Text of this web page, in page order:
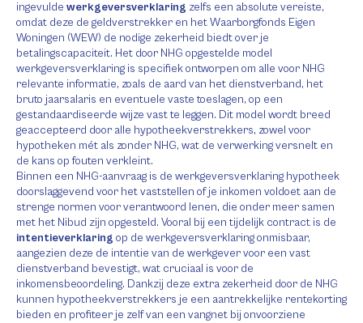
ingevulde werkgeversverklaring zelfs een absolute vereiste,
omdat deze de geldverstrekker en het Waarborgfonds Eigen
Woningen (WEW) de nodige zekerheid biedt over je
betalingscapaciteit. Het door NHG opgestelde model
werkgeversverklaring is specifiek ontworpen om alle voor NHG
relevante informatie, zoals de aard van het dienstverband, het
bruto jaarsalaris en eventuele vaste toeslagen, op een
gestandaardiseerde wijze vast te leggen. Dit model wordt breed
geaccepteerd door alle hypotheekverstrekkers, zowel voor
hypotheken mét als zonder NHG, wat de verwerking versnelt en
de kans op fouten verkleint.
Binnen een NHG-aanvraag is de werkgeversverklaring hypotheek
doorslaggevend voor het vaststellen of je inkomen voldoet aan de
strenge normen voor verantwoord lenen, die onder meer samen
met het Nibud zijn opgesteld. Vooral bij een tijdelijk contract is de
intentieverklaring op de werkgeversverklaring onmisbaar,
aangezien deze de intentie van de werkgever voor een vast
dienstverband bevestigt, wat cruciaal is voor de
inkomensbeoordeling. Dankzij deze extra zekerheid door de NHG
kunnen hypotheekverstrekkers je een aantrekkelijke rentekorting
bieden en profiteer je zelf van een vangnet bij onvoorziene